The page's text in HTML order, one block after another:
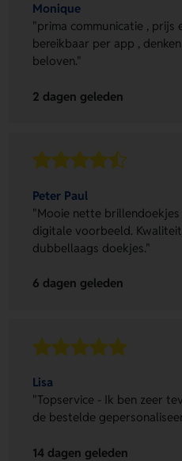
Monique
"prima communicatie , prijs
bereikbaar per app ,
beloven."
2 dagen geleden
Peter Paul
"Mooie nette
digitale voorbeeld.
dubbellaags doekjes."
6 dagen geleden
Lisa
"Topservice - Ik ben zeer
de bestelde
14 dagen geleden